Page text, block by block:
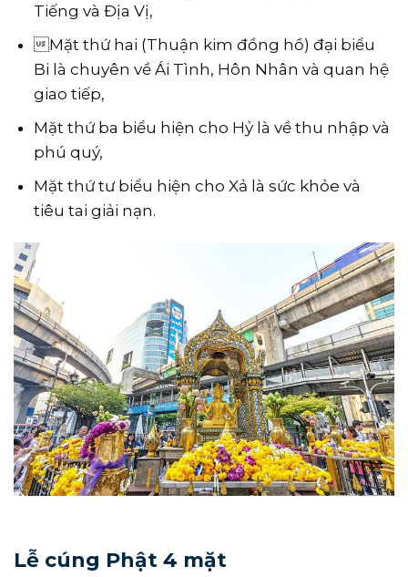
Tiếng và Địa Vị,
Mặt thứ hai (Thuận kim đồng hồ) đại biểu
Bi là chuyên về Ái Tình, Hôn Nhân và quan hệ
giao tiếp,
Mặt thứ ba biểu hiện cho Hỷ là về thu nhập và
phú quý,
Mặt thứ tư biểu hiện cho Xả là sức khỏe và
tiêu tai giải nạn.
Lễ cúng Phật 4 mặt